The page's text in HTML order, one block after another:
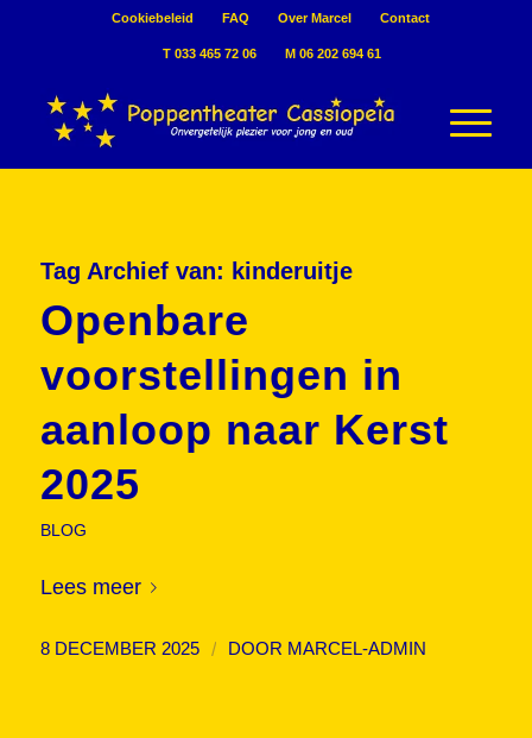
Cookiebeleid FAQ Over Marcel Contact
T 033 465 72 06 M 06 202 694 61
Tag Archief van: kinderuitje
Openbare
voorstellingen in
aanloop naar Kerst
2025
BLOG
Lees meer
8 DECEMBER 2025 / DOOR MARCEL-ADMIN